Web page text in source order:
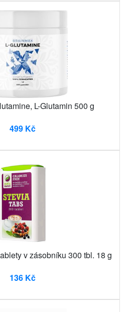
L-Glutamin 500 g
499 Kč
v zásobníku 300 tbl. 18 g
136 Kč